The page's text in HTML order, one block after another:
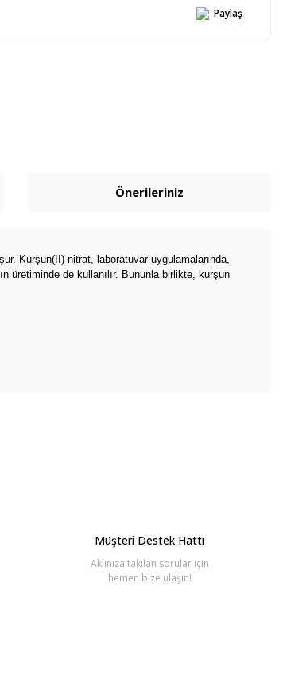
Paylaş
Önerileriniz
Kurşun(II) nitrat, laboratuvar uygulamalarında,
üretiminde de kullanılır. Bununla birlikte, kurşun
Müşteri Destek Hattı
Aklınıza takılan sorular için
hemen bize ulaşın!